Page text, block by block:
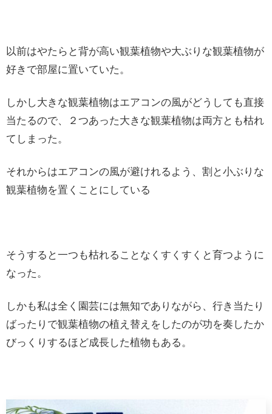
以前はやたらと背が高い観葉植物や大ぶりな観葉植物が
好きで部屋に置いていた。
しかし大きな観葉植物はエアコンの風がどうしても直接
当たるので、２つあった大きな観葉植物は両方とも枯れ
てしまった。
それからはエアコンの風が避けれるよう、割と小ぶりな
観葉植物を置くことにしている
そうすると一つも枯れることなくすくすくと育つように
なった。
しかも私は全く園芸には無知でありながら、行き当たり
ばったりで観葉植物の植え替えをしたのが功を奏したか
びっくりするほど成長した植物もある。